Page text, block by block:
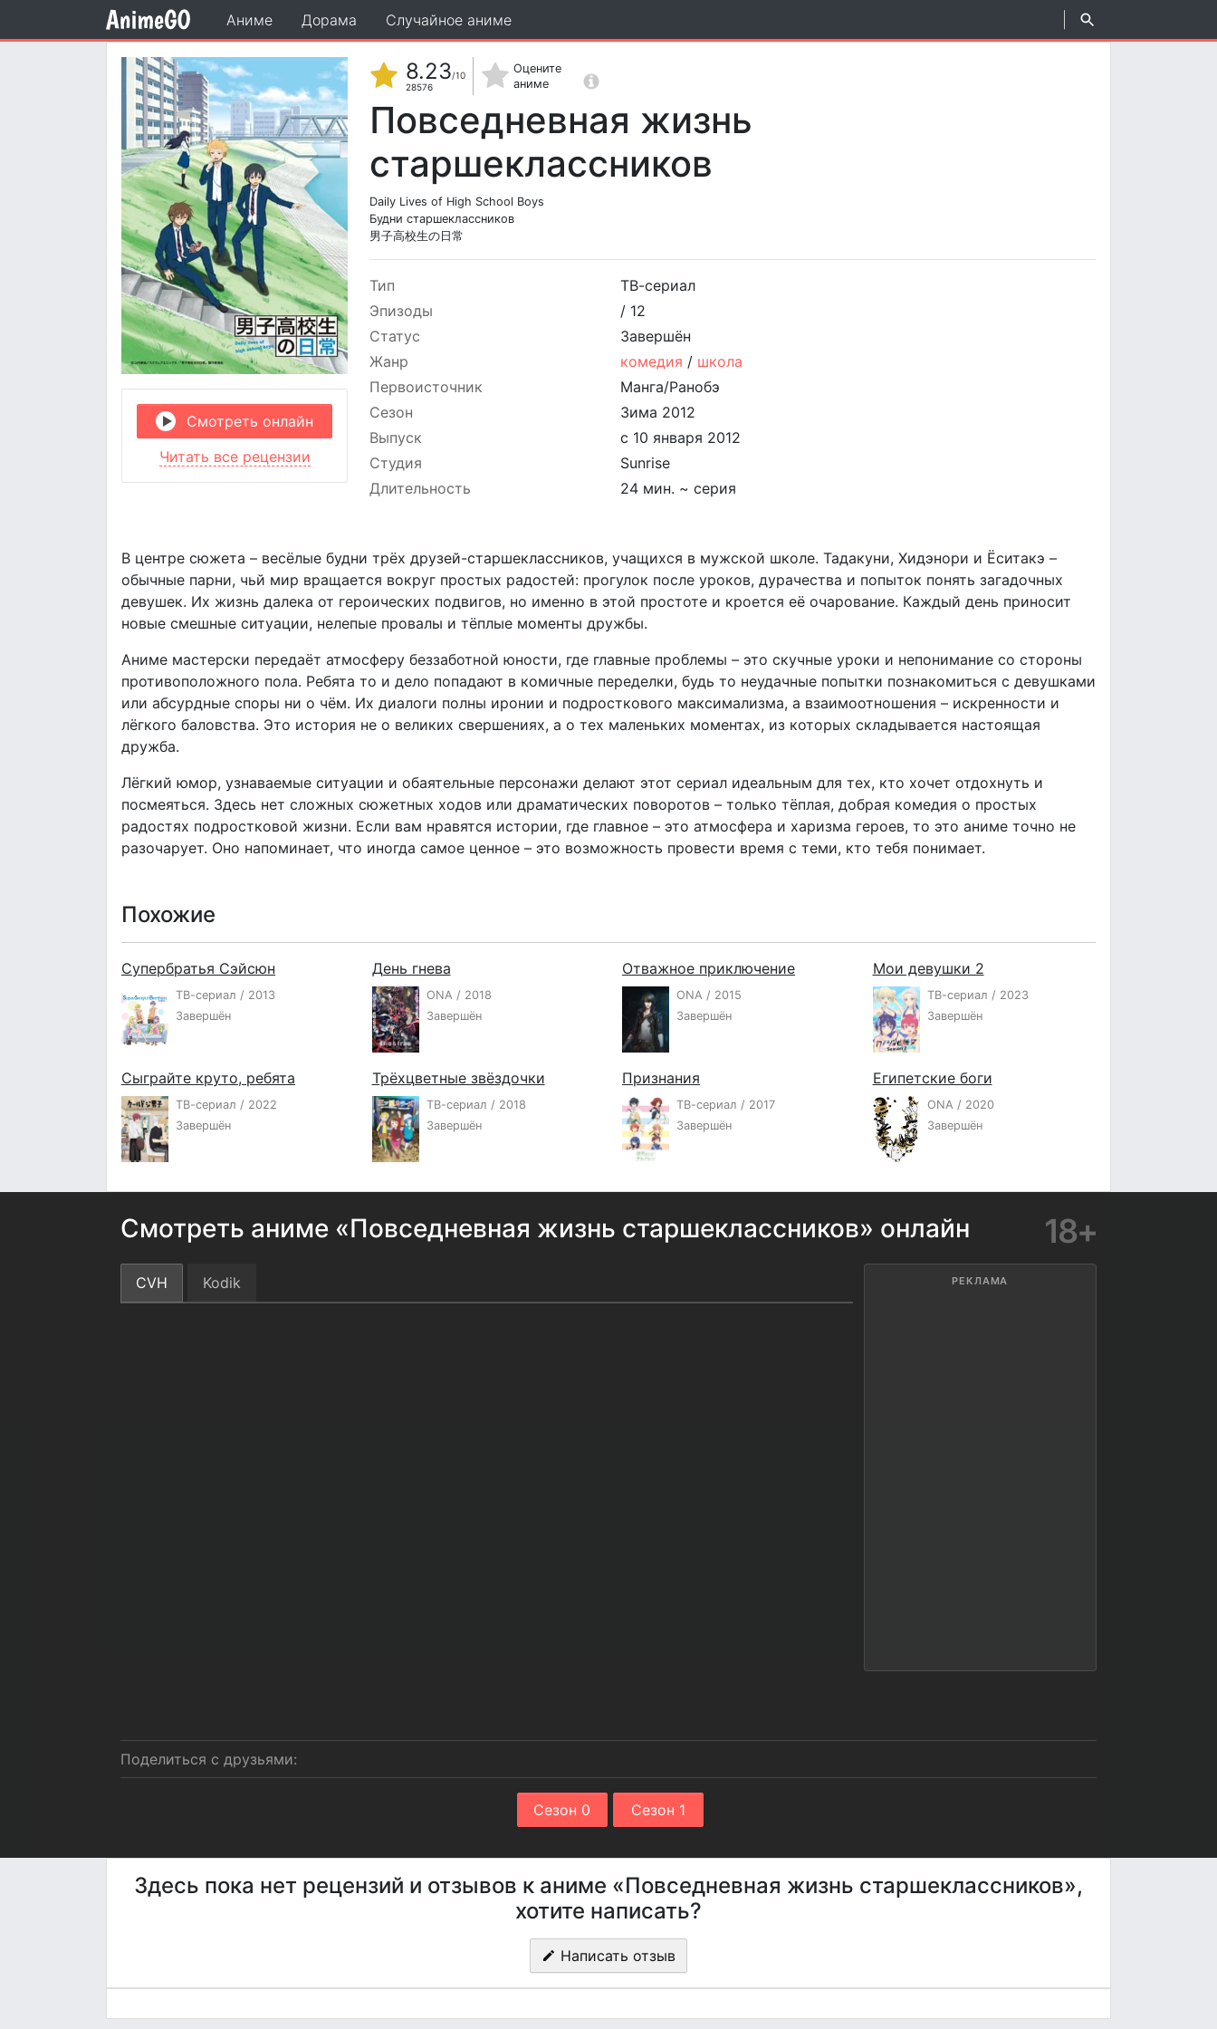
Аниме Дорама Случайное аниме
Смотреть онлайн
Читать все рецензии
8.23/10
28576
Оцените
аниме
Повседневная жизнь
старшеклассников
Daily Lives of High School Boys
Будни старшеклассников
男子高校生の日常
Тип
ТВ-сериал
Эпизоды
/ 12
Статус
Завершён
Жанр
комедия / школа
Первоисточник
Манга/Ранобэ
Сезон
Зима 2012
Выпуск
с 10 января 2012
Студия
Sunrise
Длительность
24 мин. ~ серия
В центре сюжета – весёлые будни трёх друзей-старшеклассников, учащихся в мужской школе. Тадакуни, Хидэнори и Ёситакэ –
обычные парни, чьй мир вращается вокруг простых радостей: прогулок после уроков, дурачества и попыток понять загадочных
девушек. Их жизнь далека от героических подвигов, но именно в этой простоте и кроется её очарование. Каждый день приносит
новые смешные ситуации, нелепые провалы и тёплые моменты дружбы.
Аниме мастерски передаёт атмосферу беззаботной юности, где главные проблемы – это скучные уроки и непонимание со стороны
противоположного пола. Ребята то и дело попадают в комичные переделки, будь то неудачные попытки познакомиться с девушками
или абсурдные споры ни о чём. Их диалоги полны иронии и подросткового максимализма, а взаимоотношения – искренности и
лёгкого баловства. Это история не о великих свершениях, а о тех маленьких моментах, из которых складывается настоящая
дружба.
Лёгкий юмор, узнаваемые ситуации и обаятельные персонажи делают этот сериал идеальным для тех, кто хочет отдохнуть и
посмеяться. Здесь нет сложных сюжетных ходов или драматических поворотов – только тёплая, добрая комедия о простых
радостях подростковой жизни. Если вам нравятся истории, где главное – это атмосфера и харизма героев, то это аниме точно не
разочарует. Оно напоминает, что иногда самое ценное – это возможность провести время с теми, кто тебя понимает.
Похожие
Супербратья Сэйсюн
ТВ-сериал / 2013
Завершён
День гнева
ONA / 2018
Завершён
Отважное приключение
ONA / 2015
Завершён
Мои девушки 2
ТВ-сериал / 2023
Завершён
Сыграйте круто, ребята
ТВ-сериал / 2022
Завершён
Трёхцветные звёздочки
ТВ-сериал / 2018
Завершён
Признания
ТВ-сериал / 2017
Завершён
Египетские боги
ONA / 2020
Завершён
Смотреть аниме «Повседневная жизнь старшеклассников» онлайн 18+
CVH Kodik РЕКЛАМА
Поделиться с друзьями:
Сезон 0 Сезон 1
Здесь пока нет рецензий и отзывов к аниме «Повседневная жизнь старшеклассников»,
хотите написать?
Написать отзыв